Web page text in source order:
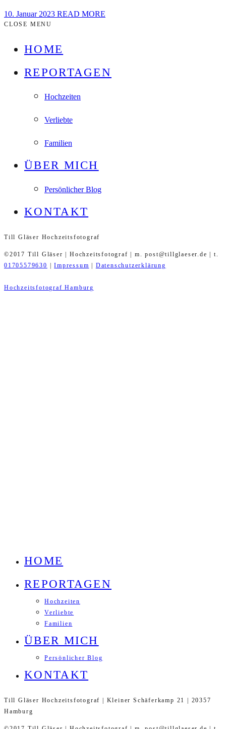
10. Januar 2023 READ MORE
CLOSE MENU
HOME
REPORTAGEN
Hochzeiten
Verliebte
Familien
ÜBER MICH
Persönlicher Blog
KONTAKT
Till Gläser Hochzeitsfotograf
©2017 Till Gläser | Hochzeitsfotograf | m. post@tillglaeser.de | t.
01705579630
|Impressum Datenschutzerklärung
Hochzeitsfotograf Hamburg
HOME
REPORTAGEN
Hochzeiten
Verliebte
Familien
ÜBER MICH
Persönlicher Blog
KONTAKT
Till Gläser Hochzeitsfotograf | Kleiner Schäferkamp 21 | 20357
Hamburg